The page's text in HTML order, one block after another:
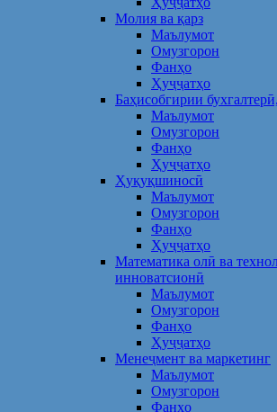
Молия ва қарз
Маълумот
Омузгорон
Фанҳо
Ҳуҷҷатҳо
Баҳисобгирии
Маълумот
Омузгорон
Фанҳо
Ҳуҷҷатҳо
Ҳуқуқшиносӣ
Маълумот
Омузгорон
Фанҳо
Ҳуҷҷатҳо
Математика олӣ ва
инноватсионӣ
Маълумот
Омузгорон
Фанҳо
Ҳуҷҷатҳо
Менеҷмент ва маркетинг
Маълумот
Омузгорон
Фанҳо